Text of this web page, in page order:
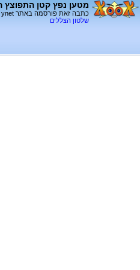
מטען נפץ קטן התפוצץ
כתבה זאת פורסמה באתר ynet בתאריך 17-5-09 בשעה 07:48,
שלטון הצללים